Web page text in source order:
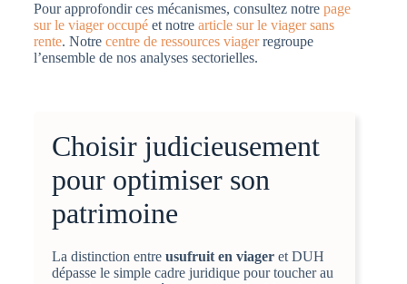
Pour approfondir ces mécanismes, consultez notre page
sur le viager occupéet notre article sur le viager sans
rente. Notre centre de ressources viagerregroupe
l’ensemble de nos analyses sectorielles.
Choisir judicieusement
pour optimiser son
patrimoine
La distinction entre usufruit en viageret DUH
dépasse le simple cadre juridique pour toucher au